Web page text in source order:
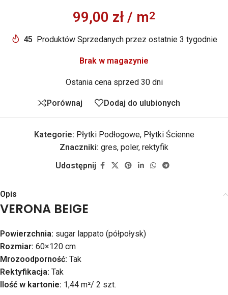
99,00 zł / m2
45 Produktów Sprzedanych przez ostatnie 3 tygodnie
Brak w magazynie
Ostania cena sprzed 30 dni
Porównaj Dodaj do ulubionych
Kategorie: Płytki Podłogowe, Płytki Ścienne
Znaczniki: gres, poler, rektyfik
Udostępnij
Opis
VERONA BEIGE
Powierzchnia: sugar lappato (półpołysk)
Rozmiar: 60×120 cm
Mrozoodporność: Tak
Rektyfikacja: Tak
Ilość w kartonie: 1,44 m²/ 2 szt.